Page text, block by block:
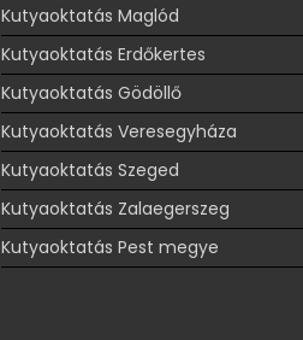
Kutyaoktatás Maglód
Kutyaoktatás Erdőkertes
Kutyaoktatás Gödöllő
Kutyaoktatás Veresegyháza
Kutyaoktatás Szeged
Kutyaoktatás Zalaegerszeg
Kutyaoktatás Pest megye